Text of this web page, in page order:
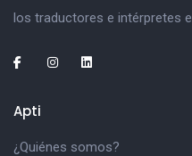
los traductores e intérpretes
Apti
¿Quiénes somos?